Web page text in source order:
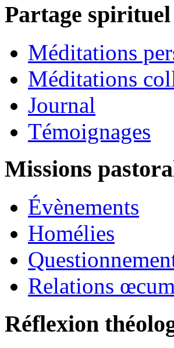
Partage spirituel
Méditations
Méditations
Journal
Témoignages
Missions
Évènements
Homélies
Relations
Réflexion